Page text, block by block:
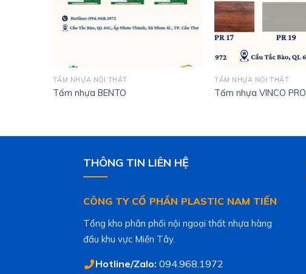
TẤM NHỰA NỘI THẤT
Tấm nhựa BENTO
TẤM NHỰA NỘI THẤT
Tấm nhựa VINCO PRO
THÔNG TIN LIÊN HỆ
CÔNG TY CỔ PHẦN PLASTIC NAM TIẾN
Tổng kho phân phối nội ngoại thất nhựa hàng
đầu khu vực Miền Tây.
Hotline/Zalo: 094.968.1972